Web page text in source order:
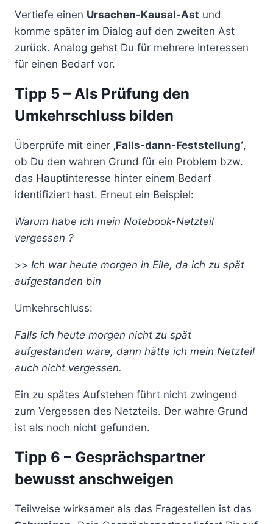
Vertiefe einen Ursachen-Kausal-Ast und
komme später im Dialog auf den zweiten Ast
zurück. Analog gehst Du für mehrere Interessen
für einen Bedarf vor.
Tipp 5 – Als Prüfung den
Umkehrschluss bilden
Überprüfe mit einer ‚Falls-dann-Feststellung‘,
ob Du den wahren Grund für ein Problem bzw.
das Hauptinteresse hinter einem Bedarf
identifiziert hast. Erneut ein Beispiel:
Warum habe ich mein Notebook-Netzteil
vergessen ?
>> Ich war heute morgen in Eile, da ich zu spät
aufgestanden bin
Umkehrschluss:
Falls ich heute morgen nicht zu spät
aufgestanden wäre, dann hätte ich mein Netzteil
auch nicht vergessen.
Ein zu spätes Aufstehen führt nicht zwingend
zum Vergessen des Netzteils. Der wahre Grund
ist als noch nicht gefunden.
Tipp 6 – Gesprächspartner
bewusst anschweigen
Teilweise wirksamer als das Fragestellen ist das